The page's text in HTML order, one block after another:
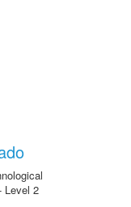
Level 2